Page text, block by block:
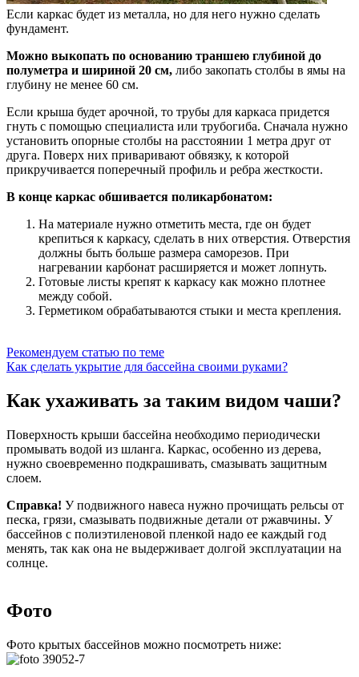
Если каркас будет из металла, но для него нужно сделать
фундамент.
Можно выкопать по основанию траншею глубиной до
полуметра и шириной 20 см, либо закопать столбы в ямы на
глубину не менее 60 см.
Если крыша будет арочной, то трубы для каркаса придется
гнуть с помощью специалиста или трубогиба. Сначала нужно
установить опорные столбы на расстоянии 1 метра друг от
друга. Поверх них приваривают обвязку, к которой
прикручивается поперечный профиль и ребра жесткости.
В конце каркас обшивается поликарбонатом:
На материале нужно отметить места, где он будет
крепиться к каркасу, сделать в них отверстия. Отверстия
должны быть больше размера саморезов. При
нагревании карбонат расширяется и может лопнуть.
Готовые листы крепят к каркасу как можно плотнее
между собой.
Герметиком обрабатываются стыки и места крепления.
Рекомендуем статью по теме
Как сделать укрытие для бассейна своими руками?
Как ухаживать за таким видом чаши?
Поверхность крыши бассейна необходимо периодически
промывать водой из шланга. Каркас, особенно из дерева,
нужно своевременно подкрашивать, смазывать защитным
слоем.
Справка! У подвижного навеса нужно прочищать рельсы от
песка, грязи, смазывать подвижные детали от ржавчины. У
бассейнов с полиэтиленовой пленкой надо ее каждый год
менять, так как она не выдерживает долгой эксплуатации на
солнце.
Фото
Фото крытых бассейнов можно посмотреть ниже: